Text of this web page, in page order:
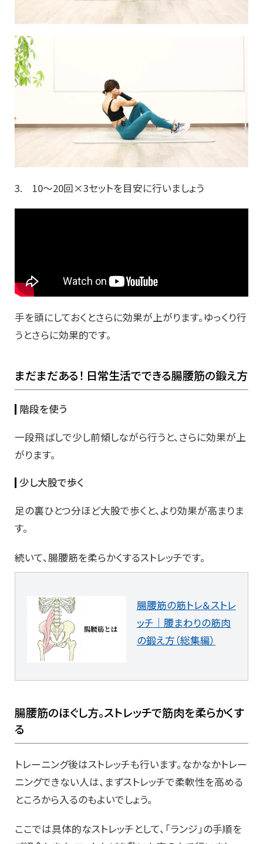
3. 10～20回×3セットを目安に行いましょう
手を頭にしておくとさらに効果が上がります。ゆっくり行
うとさらに効果的です。
まだまだある！ 日常生活でできる腸腰筋の鍛え方
階段を使う
一段飛ばしで少し前傾しながら行うと、さらに効果が上
がります。
少し大股で歩く
足の裏ひとつ分ほど大股で歩くと、より効果が高まりま
す。
続いて、腸腰筋を柔らかくするストレッチです。
腸腰筋の筋トレ＆ストレ
ッチ｜腰まわりの筋肉
の鍛え方（総集編）
腸腰筋のほぐし方。ストレッチで筋肉を柔らかくす
る
トレーニング後はストレッチも行います。なかなかトレー
ニングできない人は、まずストレッチで柔軟性を高める
ところから入るのもよいでしょう。
ここでは具体的なストレッチとして、「ランジ」の手順を